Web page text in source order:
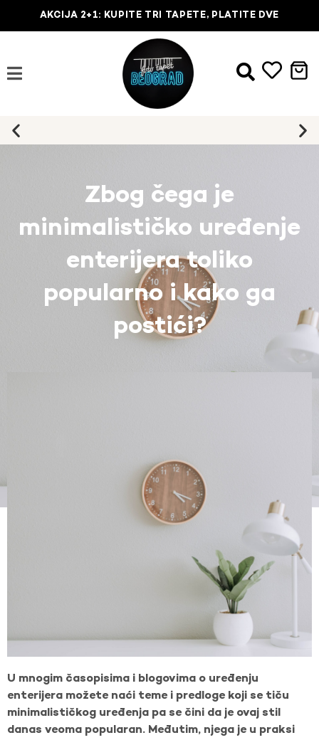
AKCIJA 2+1: KUPITE TRI TAPETE, PLATITE DVE
Najbrža dostava na kućnu adresu
Zbog čega je
minimalističko uređenje
enterijera toliko
popularno i kako ga
postići?
U mnogim časopisima i blogovima o uređenju
enterijera možete naći teme i predloge koji se tiču
minimalističkog uređenja pa se čini da je ovaj stil
danas veoma popularan. Međutim, njega je u praksi